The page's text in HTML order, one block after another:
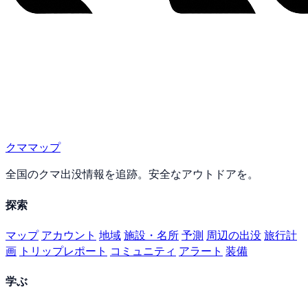
クママップ
全国のクマ出没情報を追跡。安全なアウトドアを。
探索
マップ アカウント 地域施設・名所予測 周辺の出没旅行計
画 トリップレポート コミュニティ アラート 装備
学ぶ